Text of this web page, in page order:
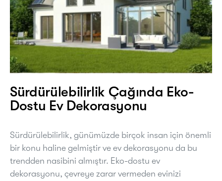
Sürdürülebilirlik Çağında Eko-
Dostu Ev Dekorasyonu
Sürdürülebilirlik, günümüzde birçok insan için önemli
bir konu haline gelmiştir ve ev dekorasyonu da bu
trendden nasibini almıştır. Eko-dostu ev
dekorasyonu, çevreye zarar vermeden evinizi